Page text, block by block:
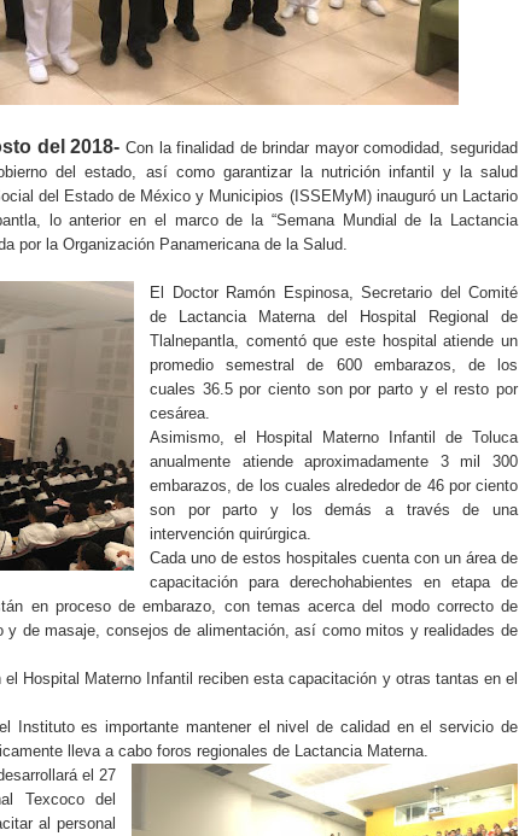
del 2018- Con la finalidad de brindar mayor comodidad, seguridad
del estado, así como garantizar la nutrición infantil y la salud
del Estado de México y Municipios (ISSEMyM) inauguró un Lactario
lo anterior en el marco de la “Semana Mundial de la Lactancia
por la Organización Panamericana de la Salud.
El Doctor Ramón Espinosa, Secretario del Comité
de Lactancia Materna del Hospital Regional de
Tlalnepantla, comentó que este hospital atiende un
promedio semestral de 600 embarazos, de los
cuales 36.5 por ciento son por parto y el resto por
cesárea.
Asimismo, el Hospital Materno Infantil de Toluca
anualmente atiende aproximadamente 3 mil 300
embarazos, de los cuales alrededor de 46 por ciento
son por parto y los demás a través de una
intervención quirúrgica.
Cada uno de estos hospitales cuenta con un área de
capacitación para derechohabientes en etapa de
en proceso de embarazo, con temas acerca del modo correcto de
y de masaje, consejos de alimentación, así como mitos y realidades de
Hospital Materno Infantil reciben esta capacitación y otras tantas en el
Instituto es importante mantener el nivel de calidad en el servicio de
lleva a cabo foros regionales de Lactancia Materna.
el 27
Texcoco del
al personal